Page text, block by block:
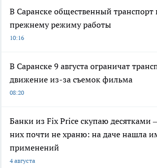
В Саранске общественный транспорт
прежнему режиму работы
10:16
В Саранске 9 августа ограничат
движение из-за съемок фильма
08:20
Банки из Fix Price скупаю десятками
них почти не храню: на даче нашла
применений
4 августа